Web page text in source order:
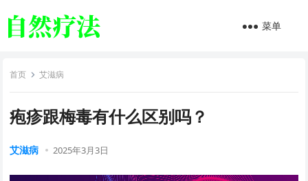
菜单
首页 艾滋病
疱疹跟梅毒有什么区别吗？
艾滋病 2025年3月3日